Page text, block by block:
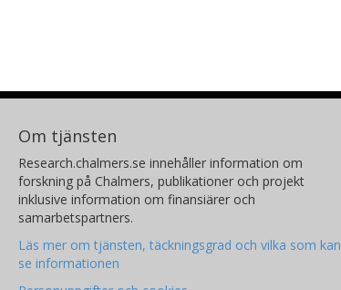
Om tjänsten
Research.chalmers.se innehåller information om
forskning på Chalmers, publikationer och projekt
inklusive information om finansiärer och
samarbetspartners.
Läs mer om tjänsten, täckningsgrad och vilka som kan
se informationen